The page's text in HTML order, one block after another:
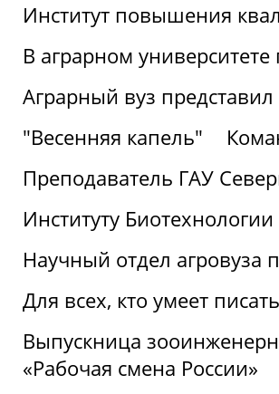
Институт повышения
В аграрном
Аграрный вуз
"Весенняя капель"
Преподаватель ГАУ
Институту
Научный отдел агровуза
Для всех, кто умеет писать
Выпускница
«Рабочая смена России»